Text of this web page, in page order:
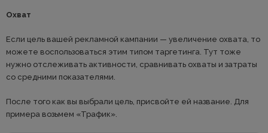
Охват
Если цель вашей рекламной кампании — увеличение охвата, то
можете воспользоваться этим типом таргетинга. Тут тоже
нужно отслеживать активности, сравнивать охваты и затраты
со средними показателями.
После того как вы выбрали цель, присвойте ей название. Для
примера возьмем «Трафик».